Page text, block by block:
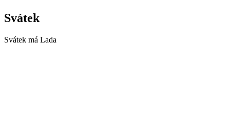
Svátek
Svátek má Lada